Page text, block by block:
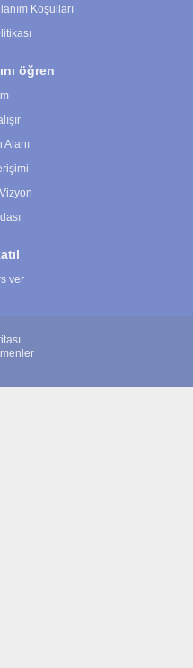
Koşulları
öğren
Alanı
ver